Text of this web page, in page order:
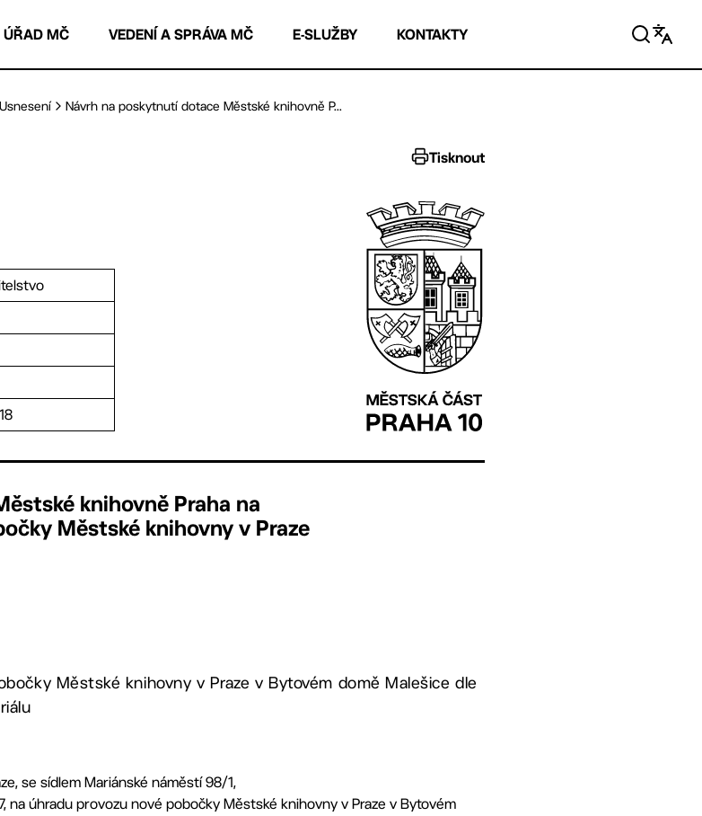
ÚŘAD MČ VEDENÍ A SPRÁVA MČ E-SLUŽBY KONTAKTY
Usnesení Návrh na poskytnutí dotace Městské knihovně P...
Tisknout
knihovně Praha na
Městské knihovny v Praze
Městské knihovny v Praze v Bytovém domě Malešice dle
se sídlem Mariánské náměstí 98/1,
na úhradu provozu nové pobočky Městské knihovny v Praze v Bytovém